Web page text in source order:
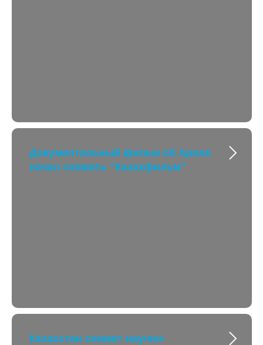
Документальный фильм об Арале
начал снимать "Казахфильм"
Казахстан снимет научно-